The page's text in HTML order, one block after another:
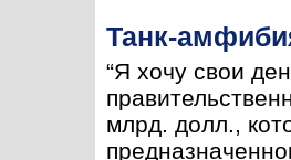
Танк-
“Я хочу свои
млрд. долл.,